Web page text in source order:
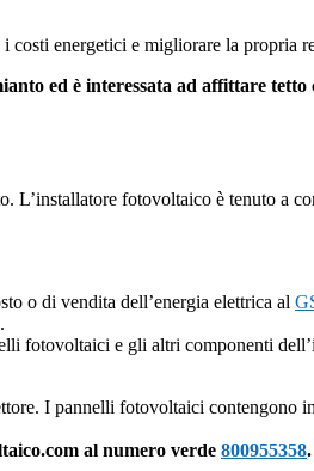
energetici e migliorare la propria
ed è interessata ad affittare
fotovoltaico è tenuto a
o di vendita dell’energia elettrica al
fotovoltaici e gli altri componenti
I pannelli fotovoltaici contengono
al numero verde 800955358.